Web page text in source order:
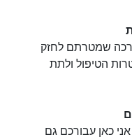
שמטרתם לחזק
הטיפול ולתת
כאן עבורכם גם